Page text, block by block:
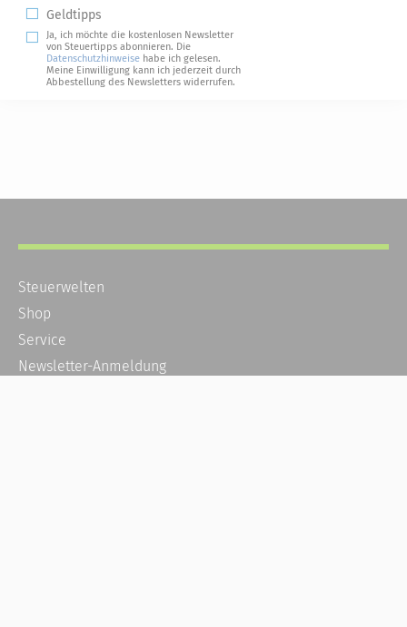
Geldtipps
Ja, ich möchte die kostenlosen Newsletter
von Steuertipps abonnieren. Die
Datenschutzhinweise habe ich gelesen.
Meine Einwilligung kann ich jederzeit durch
Abbestellung des Newsletters widerrufen.
Steuerwelten
Shop
Service
Newsletter-Anmeldung